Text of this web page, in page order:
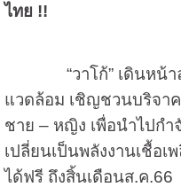
ไทย !!
“วาโก้” เดินหน้าล
แวดล้อม เชิญชวนบริจาค
ชาย – หญิง เพื่อนำไปก
เปลี่ยนเป็นพลังงานเชื้อเ
ได้ฟรี ถึงสิ้นเดือนส.ค.66